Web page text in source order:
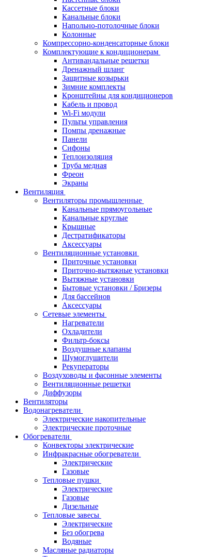
Кассетные блоки
Канальные блоки
Напольно-потолочные блоки
Колонные
Компрессорно-конденсаторные блоки
Комплектующие к кондиционерам
Антивандальные решетки
Дренажный шланг
Защитные козырьки
Зимние комплекты
Кронштейны для кондиционеров
Кабель и провод
Wi-Fi модули
Пульты управления
Помпы дренажные
Панели
Сифоны
Теплоизоляция
Труба медная
Фреон
Экраны
Вентиляция
Вентиляторы промышленные
Канальные прямоугольные
Канальные круглые
Крышные
Дестратификаторы
Аксессуары
Вентиляционные установки
Приточные установки
Приточно-вытяжные установки
Вытяжные установки
Бытовые установки / Бризеры
Для бассейнов
Аксессуары
Сетевые элементы
Нагреватели
Охладители
Фильтр-боксы
Воздушные клапаны
Шумоглушители
Рекуператоры
Воздуховоды и фасонные элементы
Вентиляционные решетки
Диффузоры
Вентиляторы
Водонагреватели
Электрические накопительные
Электрические проточные
Обогреватели
Конвекторы электрические
Инфракрасные обогреватели
Электрические
Газовые
Тепловые пушки
Электрические
Газовые
Дизельные
Тепловые завесы
Электрические
Без обогрева
Водяные
Масляные радиаторы